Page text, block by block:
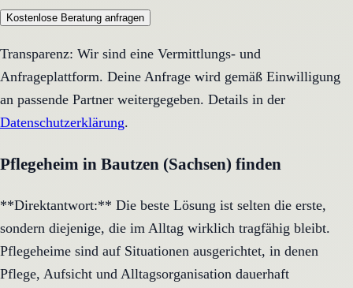
Kostenlose Beratung anfragen
Transparenz: Wir sind eine Vermittlungs- und
Anfrageplattform. Deine Anfrage wird gemäß Einwilligung
an passende Partner weitergegeben. Details in der
Datenschutzerklärung.
Pflegeheim in Bautzen (Sachsen) finden
**Direktantwort:** Die beste Lösung ist selten die erste,
sondern diejenige, die im Alltag wirklich tragfähig bleibt.
Pflegeheime sind auf Situationen ausgerichtet, in denen
Pflege, Aufsicht und Alltagsorganisation dauerhaft